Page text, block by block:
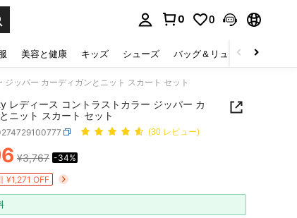
0 0
美容と健康 キッズ シューズ バッグ＆リュック
ッパー カーディガンとニット スカート セット
レディース コントラストカラー ジッパー カ
ニット スカート セット
(30 レビュー)
AND AVAILABILITY
¥3,767 -34%
¥1,271 OFF